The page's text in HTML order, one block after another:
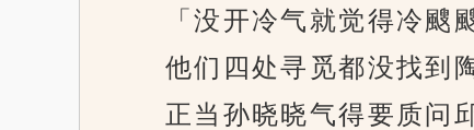
「没开冷气就觉得冷颼颼
他们四处寻觅都没找到陶
正当孙晓晓气得要质问邱